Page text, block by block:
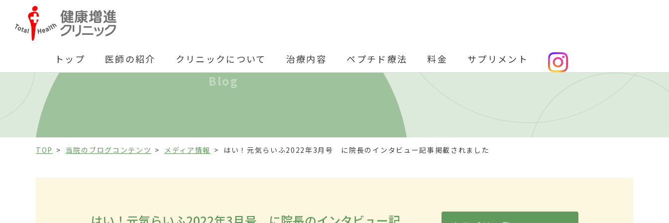
トップ 医師の紹介 クリニックについて 治療内容 ペプチド療法 料金 サプリメント
Blog
TOP 当院のブログコンテンツ メディア情報 はい！元気らいふ2022年3月号 に院長のインタビュー記事掲載されました